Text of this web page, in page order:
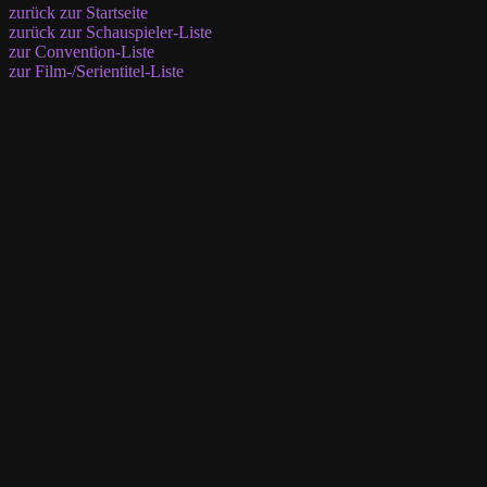
zurück zur Startseite
zurück zur Schauspieler-Liste
zur Convention-Liste
zur Film-/Serientitel-Liste